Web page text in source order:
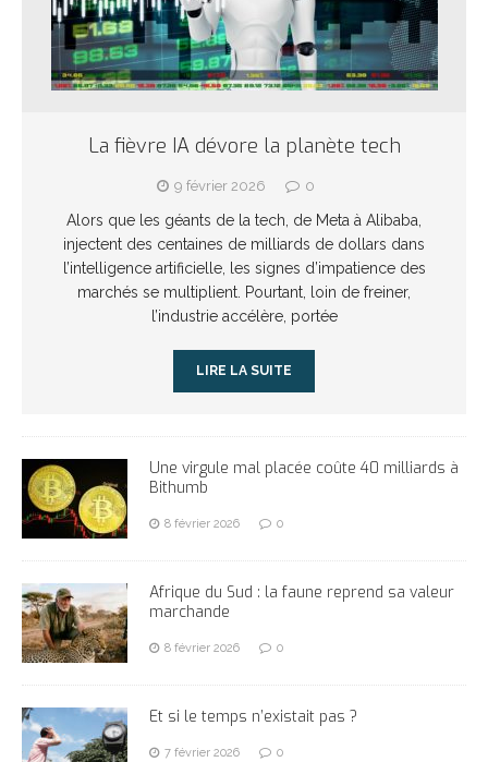
La fièvre IA dévore la planète tech
9 février 2026 0
Alors que les géants de la tech, de Meta à Alibaba,
injectent des centaines de milliards de dollars dans
l’intelligence artificielle, les signes d’impatience des
marchés se multiplient. Pourtant, loin de freiner,
l’industrie accélère, portée
LIRE LA SUITE
Une virgule mal placée coûte 40 milliards à
Bithumb
8 février 2026 0
Afrique du Sud : la faune reprend sa valeur
marchande
8 février 2026 0
Et si le temps n’existait pas ?
7 février 2026 0